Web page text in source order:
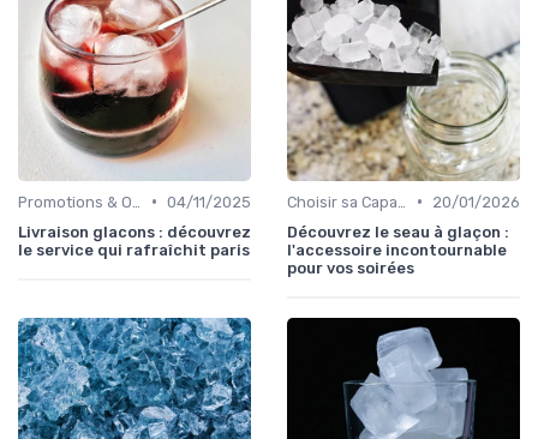
• 04/11/2025
Livraison glacons : découvrez
le service qui rafraîchit paris
•
20/01/2026
Découvrez le seau à glaçon :
l'accessoire incontournable
pour vos soirées